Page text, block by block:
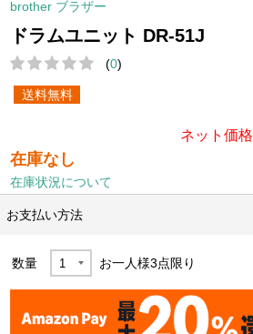
brother ブラザー
ドラムユニット DR-51J
(0)
送料無料
ネット価格
在庫なし
在庫状況について
お支払い方法
数量 お一人様3点限り